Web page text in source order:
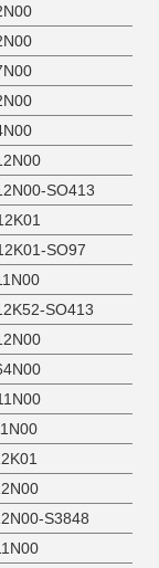
SO413
SO97
SO413
S3848